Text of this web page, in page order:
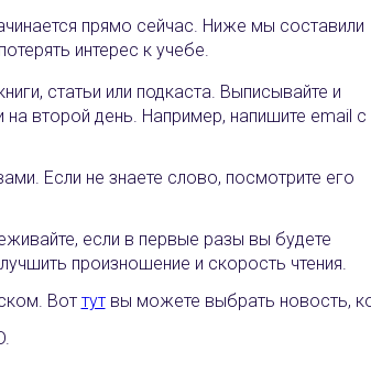
прямо сейчас. Ниже мы составили
интерес к учебе.
статьи или подкаста. Выписывайте и
на второй день. Например, напишите email с
Если не знаете слово, посмотрите его
если в первые разы вы будете
произношение и скорость чтения.
Вот тутвы можете выбрать новость,